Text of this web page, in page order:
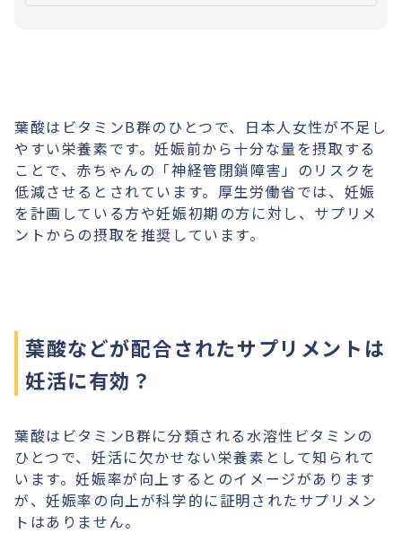
葉酸はビタミンB群のひとつで、日本人女性が不足し
やすい栄養素です。妊娠前から十分な量を摂取する
ことで、赤ちゃんの「神経管閉鎖障害」のリスクを
低減させるとされています。厚生労働省では、妊娠
を計画している方や妊娠初期の方に対し、サプリメ
ントからの摂取を推奨しています。
葉酸などが配合されたサプリメントは
妊活に有効？
葉酸はビタミンB群に分類される水溶性ビタミンの
ひとつで、妊活に欠かせない栄養素として知られて
います。妊娠率が向上するとのイメージがあります
が、妊娠率の向上が科学的に証明されたサプリメン
トはありません。